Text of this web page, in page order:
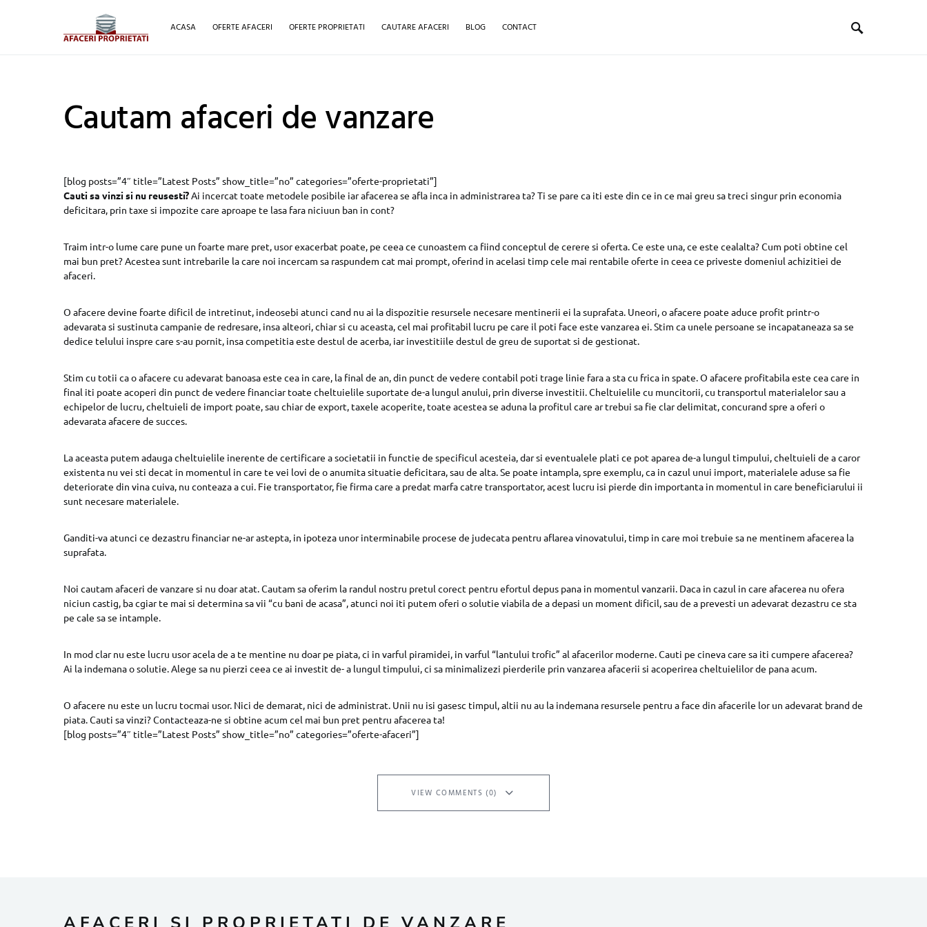
ACASA OFERTE AFACERI OFERTE PROPRIETATI CAUTARE AFACERI BLOG CONTACT
Cautam afaceri de vanzare
[blog posts=”4″ title=”Latest Posts” show_title=”no” categories=”oferte-proprietati”]
Cauti sa vinzi si nu reusesti?Ai incercat toate metodele posibile iar afacerea se afla inca in administrarea ta? Ti se pare ca iti este din ce in ce mai greu sa treci singur prin economia
deficitara, prin taxe si impozite care aproape te lasa fara niciuun ban in cont?
Traim intr-o lume care pune un foarte mare pret, usor exacerbat poate, pe ceea ce cunoastem ca fiind conceptul de cerere si oferta. Ce este una, ce este cealalta? Cum poti obtine cel
mai bun pret? Acestea sunt intrebarile la care noi incercam sa raspundem cat mai prompt, oferind in acelasi timp cele mai rentabile oferte in ceea ce priveste domeniul achizitiei de
afaceri.
O afacere devine foarte dificil de intretinut, indeosebi atunci cand nu ai la dispozitie resursele necesare mentinerii ei la suprafata. Uneori, o afacere poate aduce profit printr-o
adevarata si sustinuta campanie de redresare, insa alteori, chiar si cu aceasta, cel mai profitabil lucru pe care il poti face este vanzarea ei. Stim ca unele persoane se incapataneaza sa se
dedice telului inspre care s-au pornit, insa competitia este destul de acerba, iar investitiile destul de greu de suportat si de gestionat.
Stim cu totii ca o afacere cu adevarat banoasa este cea in care, la final de an, din punct de vedere contabil poti trage linie fara a sta cu frica in spate. O afacere profitabila este cea care in
final iti poate acoperi din punct de vedere financiar toate cheltuielile suportate de-a lungul anului, prin diverse investitii. Cheltuielile cu muncitorii, cu transportul materialelor sau a
echipelor de lucru, cheltuieli de import poate, sau chiar de export, taxele acoperite, toate acestea se aduna la profitul care ar trebui sa fie clar delimitat, concurand spre a oferi o
adevarata afacere de succes.
La aceasta putem adauga cheltuielile inerente de certificare a societatii in functie de specificul acesteia, dar si eventualele plati ce pot aparea de-a lungul timpului, cheltuieli de a caror
existenta nu vei sti decat in momentul in care te vei lovi de o anumita situatie deficitara, sau de alta. Se poate intampla, spre exemplu, ca in cazul unui import, materialele aduse sa fie
deteriorate din vina cuiva, nu conteaza a cui. Fie transportator, fie firma care a predat marfa catre transportator, acest lucru isi pierde din importanta in momentul in care beneficiarului ii
sunt necesare materialele.
Ganditi-va atunci ce dezastru financiar ne-ar astepta, in ipoteza unor interminabile procese de judecata pentru aflarea vinovatului, timp in care moi trebuie sa ne mentinem afacerea la
suprafata.
Noi cautam afaceri de vanzare si nu doar atat. Cautam sa oferim la randul nostru pretul corect pentru efortul depus pana in momentul vanzarii. Daca in cazul in care afacerea nu ofera
niciun castig, ba cgiar te mai si determina sa vii “cu bani de acasa”, atunci noi iti putem oferi o solutie viabila de a depasi un moment dificil, sau de a prevesti un adevarat dezastru ce sta
pe cale sa se intample.
In mod clar nu este lucru usor acela de a te mentine nu doar pe piata, ci in varful piramidei, in varful “lantului trofic” al afacerilor moderne. Cauti pe cineva care sa iti cumpere afacerea?
Ai la indemana o solutie. Alege sa nu pierzi ceea ce ai investit de- a lungul timpului, ci sa minimalizezi pierderile prin vanzarea afacerii si acoperirea cheltuielilor de pana acum.
O afacere nu este un lucru tocmai usor. Nici de demarat, nici de administrat. Unii nu isi gasesc timpul, altii nu au la indemana resursele pentru a face din afacerile lor un adevarat brand de
piata. Cauti sa vinzi? Contacteaza-ne si obtine acum cel mai bun pret pentru afacerea ta!
[blog posts=”4″ title=”Latest Posts” show_title=”no” categories=”oferte-afaceri”]
VIEW COMMENTS (0)